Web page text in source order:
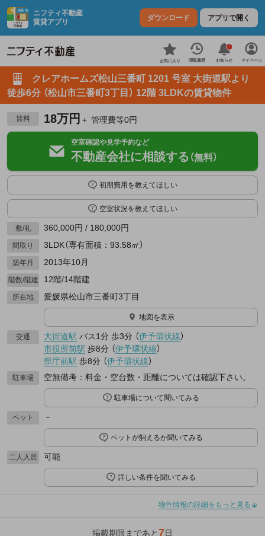
ニフティ不動産
賃貸アプリ
ダウンロード アプリで開く
お気に入り 閲覧履歴 お知らせ マイページ
クレアホームズ松山三番町 1201 号室 大街道駅より
徒歩6分 （松山市三番町3丁目） 12階 3LDKの賃貸物件
賃料 18万円 ＋ 管理費等0円
空室確認や見学予約など
不動産会社に相談する （無料）
初期費用を教えてほしい
空室状況を教えてほしい
敷/礼 360,000円 / 180,000円
間取り 3LDK（専有面積：93.58㎡）
築年月 2013年10月
階数/階建 12階/14階建
所在地 愛媛県松山市三番町3丁目
地図を表示
交通 大街道駅 バス1分 歩3分 （伊予環状線）
市役所前駅 歩8分 （伊予環状線）
県庁前駅 歩8分 （伊予環状線）
駐車場 空無備考：料金・空台数・距離については確認下さい。
駐車場について聞いてみる
ペット －
ペットが飼えるか聞いてみる
二人入居 可能
詳しい条件を聞いてみる
物件情報の詳細をもっと見る
掲載期限まであと7日